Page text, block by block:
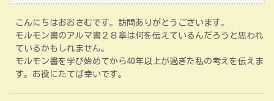
こんにちはおおさむです。訪問ありがとうございます。
モルモン書のアルマ書２８章は何を伝えているんだろうと思われ
ているかもしれません。
モルモン書を学び始めてから40年以上が過ぎた私の考えを伝えま
す。お役にたてば幸いです。